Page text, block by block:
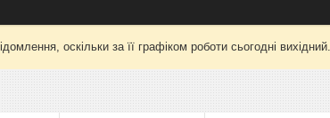
оскільки за її графіком роботи сьогодні